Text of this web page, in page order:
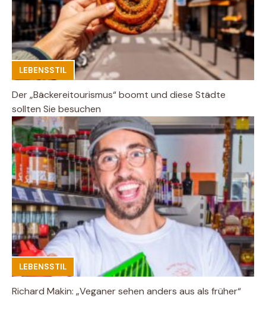
LEBENSSTIL
Der „Bäckereitourismus“ boomt und diese Städte
sollten Sie besuchen
LEBENSSTIL
Richard Makin: „Veganer sehen anders aus als früher“